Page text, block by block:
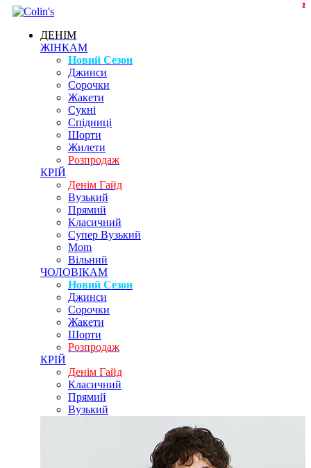
ДЕНІМ
ЖІНКАМ
Новий Сезон
Джинси
Сорочки
Жакети
Сукні
Спідниці
Шорти
Жилети
Розпродаж
КРІЙ
Денім Гайд
Вузький
Прямий
Класичний
Супер Вузький
Mom
Вільний
ЧОЛОВІКАМ
Новий Сезон
Джинси
Сорочки
Жакети
Шорти
Розпродаж
КРІЙ
Денім Гайд
Класичний
Прямий
Вузький
1
1
2